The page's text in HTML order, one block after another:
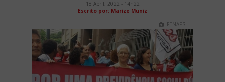
18 Abril, 2022 - 14h22
Escrito por: Marize Muniz
FENAPS